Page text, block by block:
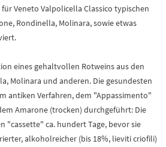
Veneto Valpolicella Classico typischen
Rondinella, Molinara, sowie etwas
eines gehaltvollen Rotweins aus den
Molinara und anderen. Die gesundesten
antiken Verfahren, dem "Appassimento"
Amarone (trocken) durchgeführt: Die
"cassette" ca. hundert Tage, bevor sie
alkoholreicher (bis 18%, lieviti criofili)